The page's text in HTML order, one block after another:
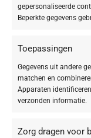
gepersonaliseerde
Beperkte gegevens
Toepassingen
Gegevens uit andere
matchen en
Apparaten
verzonden informatie.
Zorg dragen voor
De effectiviteit van de
Lamellaire
opgebouwd met een
natuurlijke
nabootst. Dit verbetert
Diepgaande